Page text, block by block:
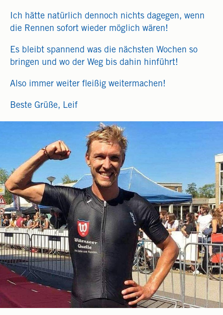
Ich hätte natürlich dennoch nichts dagegen, wenn
die Rennen sofort wieder möglich wären!
Es bleibt spannend was die nächsten Wochen so
bringen und wo der Weg bis dahin hinführt!
Also immer weiter fleißig weitermachen!
Beste Grüße, Leif